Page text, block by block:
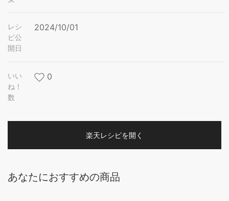
レシ
ピ公
開日
2024/10/01
いい
ね！
数
0
楽天レシピを開く
あなたにおすすめの商品